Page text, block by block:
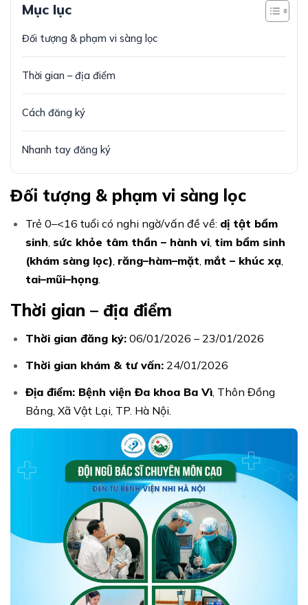
Mục lục
Đối tượng & phạm vi sàng lọc
Thời gian – địa điểm
Cách đăng ký
Nhanh tay đăng ký
Đối tượng & phạm vi sàng lọc
Trẻ 0–<16 tuổi có nghi ngờ/vấn đề về: dị tật bẩm
sinh, sức khỏe tâm thần – hành vi, tim bẩm sinh
(khám sàng lọc), răng–hàm–mặt, mắt – khúc xạ,
tai–mũi–họng.
Thời gian – địa điểm
Thời gian đăng ký: 06/01/2026 – 23/01/2026
Thời gian khám & tư vấn: 24/01/2026
Địa điểm: Bệnh viện Đa khoa Ba Vì, Thôn Đồng
Bảng, Xã Vật Lại, TP. Hà Nội.